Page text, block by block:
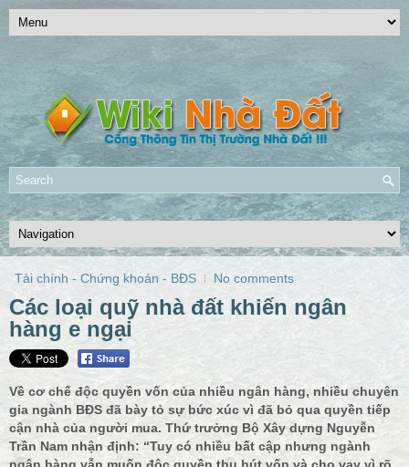
Tài chính - Chứng khoán - BĐS No comments
Các loại quỹ nhà đất khiến ngân
hàng e ngại
Về cơ chế độc quyền vốn của nhiều ngân hàng, nhiều chuyên
gia ngành BĐS đã bày tỏ sự bức xúc vì đã bỏ qua quyền tiếp
cận nhà của người mua. Thứ trưởng Bộ Xây dựng Nguyễn
Trần Nam nhận định: “Tuy có nhiều bất cập nhưng ngành
ngân hàng vẫn muốn độc quyền thu hút vốn và cho vay vì rõ